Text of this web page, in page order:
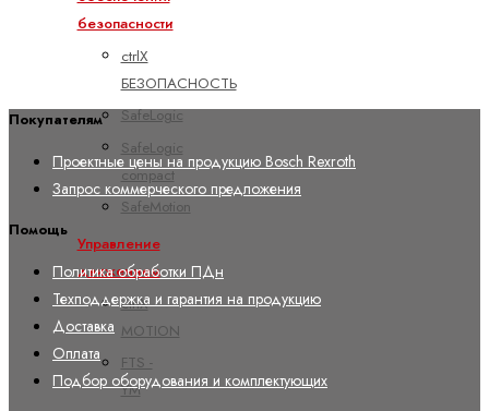
безопасности
ctrlX
БЕЗОПАСНОСТЬ
SafeLogic
SafeLogic
compact
SafeMotion
Управление
движением
ctrlX
MOTION
FTS -
YM
Покупателям
Проектные цены на продукцию Bosch Rexroth
Запрос коммерческого предложения
Помощь
Политика обработки ПДн
Техподдержка и гарантия на продукцию
Доставка
Оплата
Подбор оборудования и комплектующих